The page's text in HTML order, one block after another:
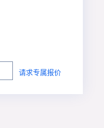
请求专属报价